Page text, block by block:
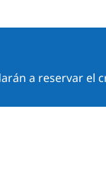
a reservar el